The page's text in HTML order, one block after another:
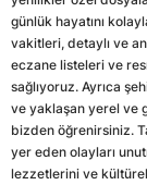
günlük hayatını
vakitleri, detaylı ve
eczane listeleri ve
sağlıyoruz. Ayrıca
ve yaklaşan yerel ve
bizden öğrenirsiniz.
yer eden olayları
lezzetlerini ve kültürel